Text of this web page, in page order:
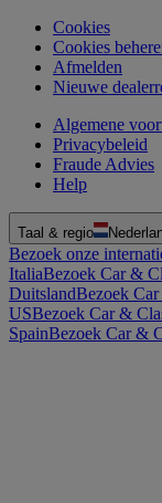
Cookies
Cookies
Afmelden
Nieuwe
Algemene
Privacybeleid
Fraude Advies
Help
Taal & regio
Bezoek onze
ItaliaBezoek Car &
DuitslandBezoek
USBezoek Car &
SpainBezoek Car &